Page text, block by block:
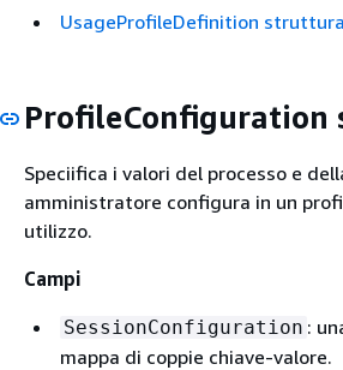
UsageProfileDefinition struttura
Speciifica i valori del processo e
amministratore configura in un
utilizzo.
Campi
SessionConfiguration :
mappa di coppie chiave-valore.